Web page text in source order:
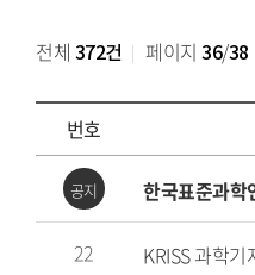
전체 372건 페이지 36/38
번호
공지 한국표준과학
22 KRISS 과학